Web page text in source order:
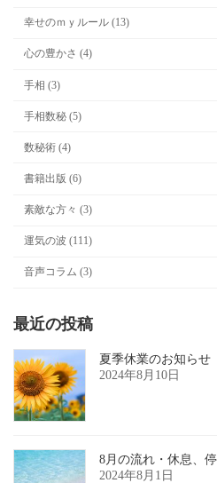
幸せのｍｙルール (13)
心の豊かさ (4)
手相 (3)
手相数秘 (5)
数秘術 (4)
書籍出版 (6)
素敵な方々 (3)
運気の波 (111)
音声コラム (3)
最近の投稿
夏季休業のお知らせ
2024年8月10日
8月の流れ・休息、
2024年8月1日